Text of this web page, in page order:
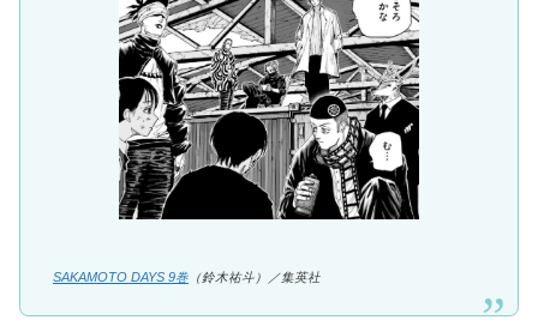
SAKAMOTO DAYS 9巻 （鈴木祐斗 ）／集英社